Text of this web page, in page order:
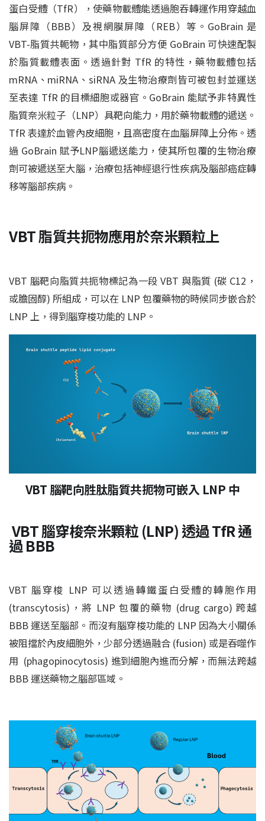
蛋白受體（TfR），使藥物載體能透過胞吞轉運作用穿越血
腦屏障（BBB）及視網膜屏障（REB）等。GoBrain 是
VBT-脂質共軛物，其中脂質部分方便 GoBrain 可快速配製
於脂質載體表面。透過針對 TfR 的特性，藥物載體包括
mRNA、miRNA、siRNA 及生物治療劑皆可被包封並運送
至表達 TfR 的目標細胞或器官。GoBrain 能賦予非特異性
脂質奈米粒子（LNP）具靶向能力，用於藥物載體的遞送。
TfR 表達於血管內皮細胞，且高密度在血腦屏障上分佈。透
過 GoBrain 賦予LNP腦遞送能力，使其所包覆的生物治療
劑可被遞送至大腦，治療包括神經退行性疾病及腦部癌症轉
移等腦部疾病。
VBT 脂質共扼物應用於奈米顆粒上
VBT 腦靶向脂質共扼物標記為一段 VBT 與脂質 (碳 C12，
或膽固醇) 所組成，可以在 LNP 包覆藥物的時候同步嵌合於
LNP 上，得到腦穿梭功能的 LNP。
VBT 腦靶向胜肽脂質共扼物可嵌入 LNP 中
VBT 腦穿梭奈米顆粒 (LNP) 透過 TfR 通
過 BBB
VBT 腦穿梭 LNP 可以透過轉鐵蛋白受體的轉胞作用
(transcytosis)，將 LNP 包覆的藥物 (drug cargo) 跨越
BBB 運送至腦部。而沒有腦穿梭功能的 LNP 因為大小關係
被阻擋於內皮細胞外，少部分透過融合 (fusion) 或是吞噬作
用 (phagopinocytosis) 進到細胞內進而分解，而無法跨越
BBB 運送藥物之腦部區域。